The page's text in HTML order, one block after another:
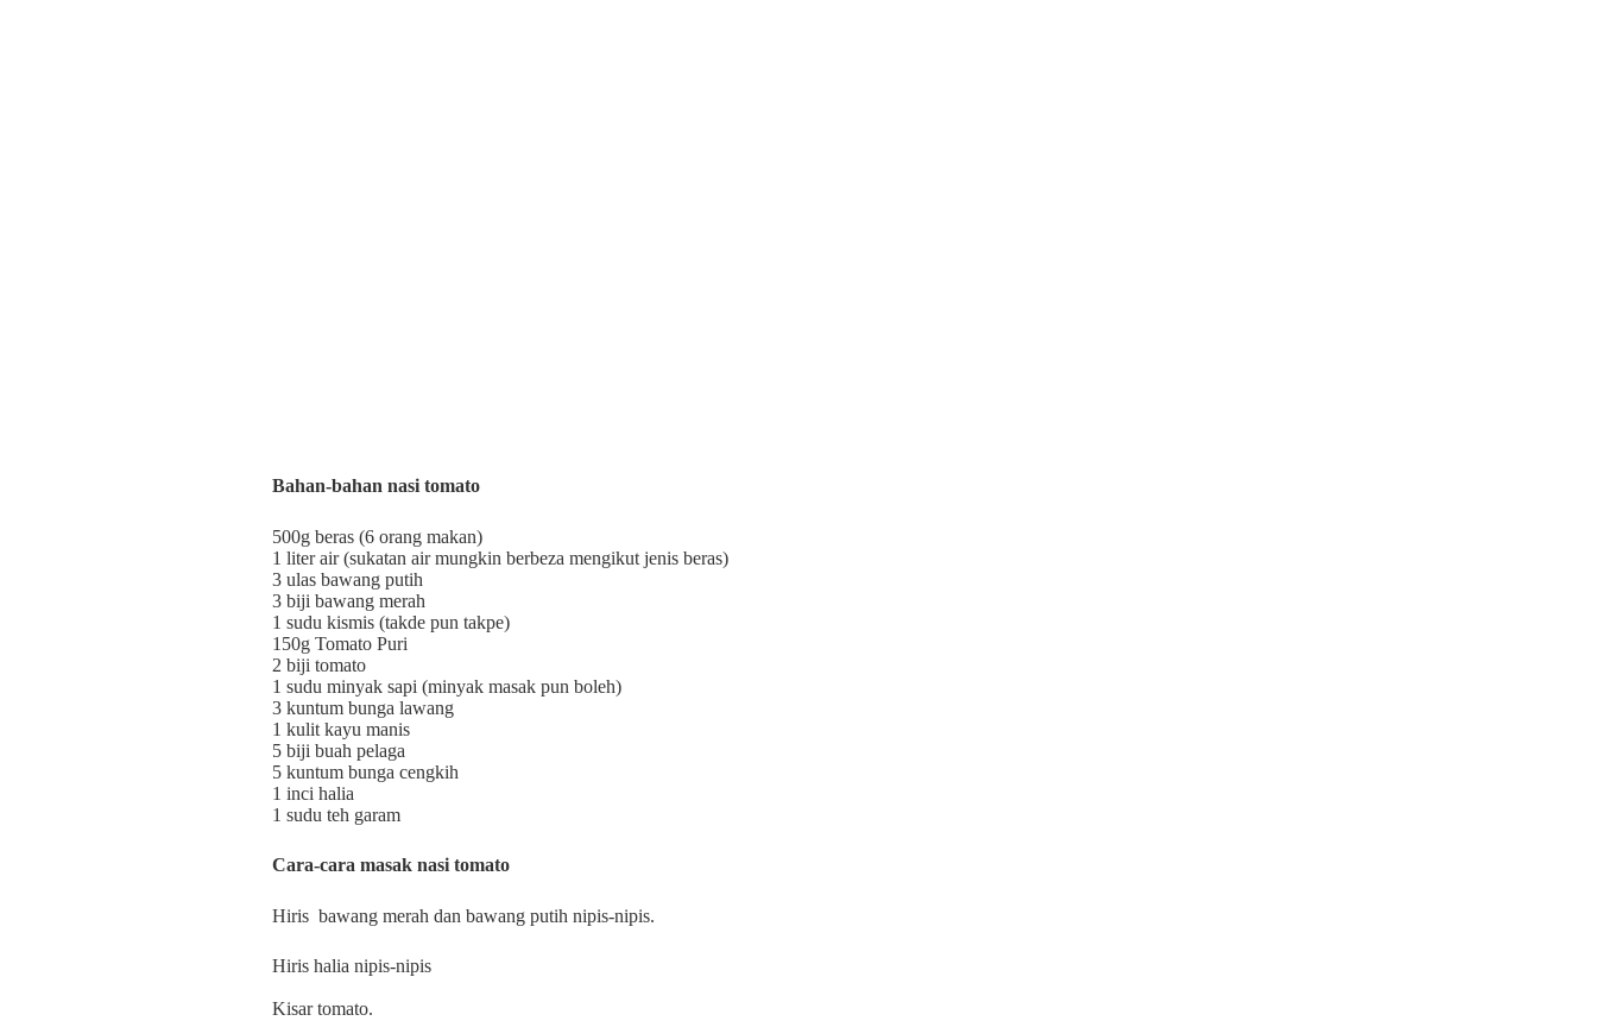
Bahan-bahan nasi tomato
500g beras (6 orang makan)
1 liter air (sukatan air mungkin berbeza mengikut jenis beras)
3 ulas bawang putih
3 biji bawang merah
1 sudu kismis (takde pun takpe)
150g Tomato Puri
2 biji tomato
1 sudu minyak sapi (minyak masak pun boleh)
3 kuntum bunga lawang
1 kulit kayu manis
5 biji buah pelaga
5 kuntum bunga cengkih
1 inci halia
1 sudu teh garam
Cara-cara masak nasi tomato
Hiris bawang merah dan bawang putih nipis-nipis.
Hiris halia nipis-nipis
Kisar tomato.